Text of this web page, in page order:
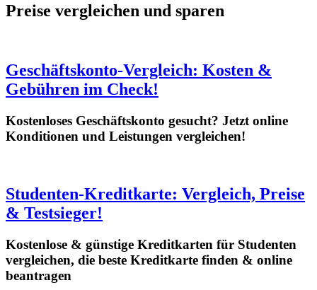
Preise vergleichen und sparen
Geschäftskonto-Vergleich: Kosten &
Gebühren im Check!
Kostenloses Geschäftskonto gesucht? Jetzt online
Konditionen und Leistungen vergleichen!
Studenten-Kreditkarte: Vergleich, Preise
& Testsieger!
Kostenlose & günstige Kreditkarten für Studenten
vergleichen, die beste Kreditkarte finden & online
beantragen